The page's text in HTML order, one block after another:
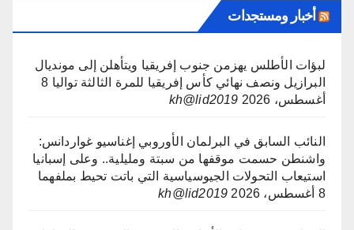
أخبار ومستجدات
لبؤات الأطلس يهزمن جنوب إفريقيا ويتأهلن إلى مونديال
البرازيل ونصف نهائي كأس إفريقيا للمرة الثالثة تواليا 8
أغسطس، 2026
kh@lid2019
النائب السابق في البرلمان الأوروبي إغناسيو غواردانس:
واشنطن حسمت موقفها من سبتة ومليلية.. وعلى إسبانيا
استيعاب التحولات الجيوسياسية التي باتت تحيط بملفهما
8 أغسطس، 2026
kh@lid2019